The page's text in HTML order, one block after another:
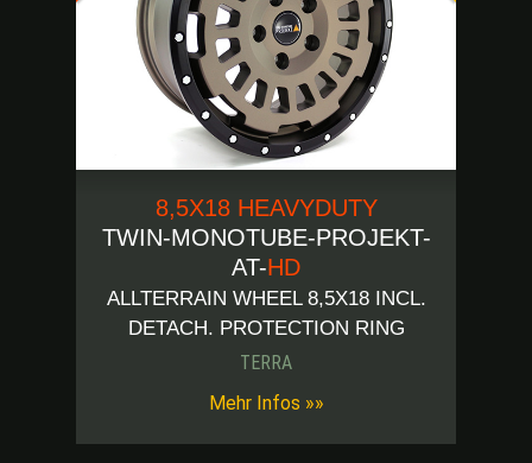
8,5X18 HEAVYDUTY
TWIN-MONOTUBE-PROJEKT-
AT-HD
ALLTERRAIN WHEEL 8,5X18 INCL.
DETACH. PROTECTION RING
TERRA
Mehr Infos »»